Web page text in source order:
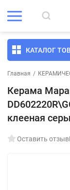
КАТАЛОГ
Главная /
Керама
клееная
Оставить отзыв